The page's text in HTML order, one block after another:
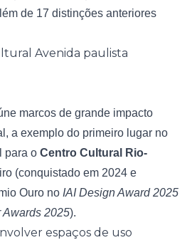
de 17 distinções anteriores
marcos de grande impacto
a exemplo do primeiro lugar no
para o Centro Cultural Rio-
(conquistado em 2024 e
Ouro no IAI Design Award 2025
Awards 2025).
espaços de uso